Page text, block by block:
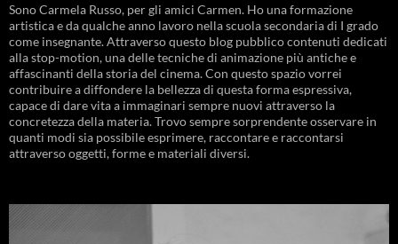
Sono Carmela Russo, per gli amici Carmen. Ho una formazione
artistica e da qualche anno lavoro nella scuola secondaria di I grado
come insegnante. Attraverso questo blog pubblico contenuti dedicati
alla stop-motion, una delle tecniche di animazione più antiche e
affascinanti della storia del cinema. Con questo spazio vorrei
contribuire a diffondere la bellezza di questa forma espressiva,
capace di dare vita a immaginari sempre nuovi attraverso la
concretezza della materia. Trovo sempre sorprendente osservare in
quanti modi sia possibile esprimere, raccontare e raccontarsi
attraverso oggetti, forme e materiali diversi.